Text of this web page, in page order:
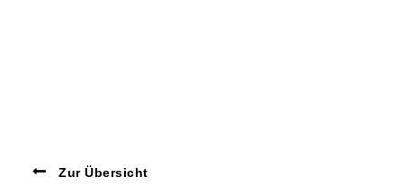
Zur Übersicht